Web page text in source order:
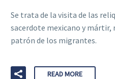
Se trata de la visita de las
sacerdote mexicano y mártir,
patrón de los migrantes.
READ MORE